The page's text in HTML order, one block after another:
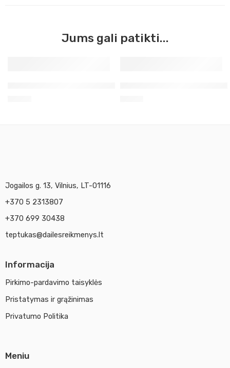
Jums gali patikti...
Jogailos g. 13, Vilnius, LT-01116
+370 5 2313807
+370 699 30438
teptukas@dailesreikmenys.lt
Informacija
Pirkimo-pardavimo taisyklės
Pristatymas ir grąžinimas
Privatumo Politika
Meniu